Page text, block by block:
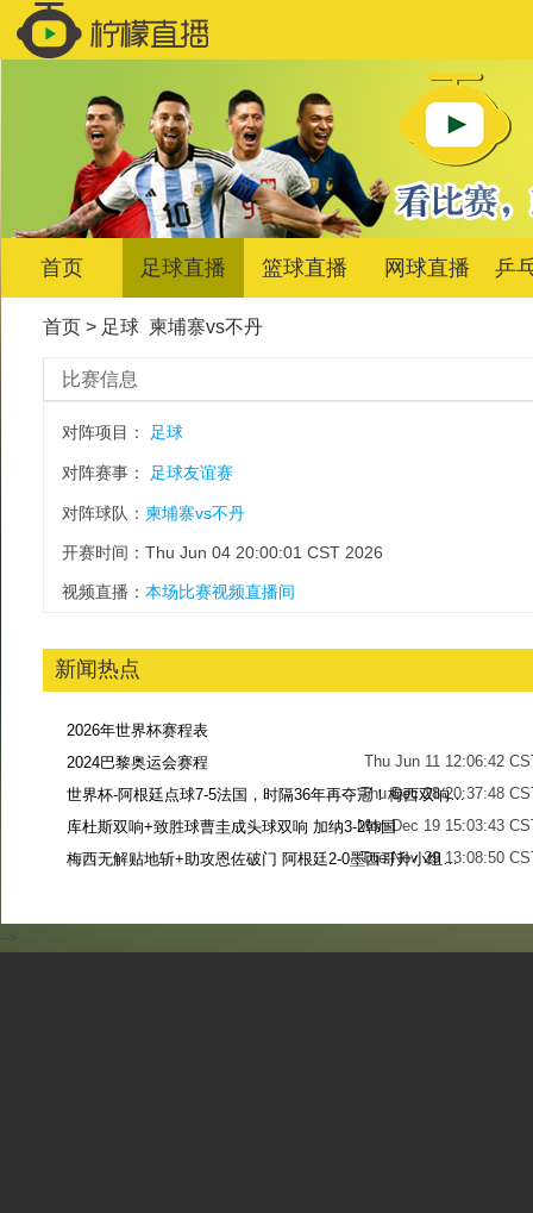
首页 足球直播 篮球直播 网球直播 乒
首页> 足球 柬埔寨vs不丹
比赛信息
对阵项目： 足球
对阵赛事： 足球友谊赛
对阵球队： 柬埔寨vs不丹
开赛时间：Thu Jun 04 20:00:01 CST 2026
视频直播： 本场比赛视频直播间
新闻热点
2026年世界杯赛程表
Thu Jun 11 12:06:42
2024巴黎奥运会赛程
Thu Dec 28 20:37:48
世界杯-阿根廷点球7-5法国，时隔36年再夺冠！梅西双响姆巴佩戴帽
Mon Dec 19 15:03:43
库杜斯双响+致胜球曹圭成头球双响 加纳3-2韩国
Tue Nov 29 13:08:50
梅西无解贴地斩+助攻恩佐破门 阿根廷2-0墨西哥升小组第二